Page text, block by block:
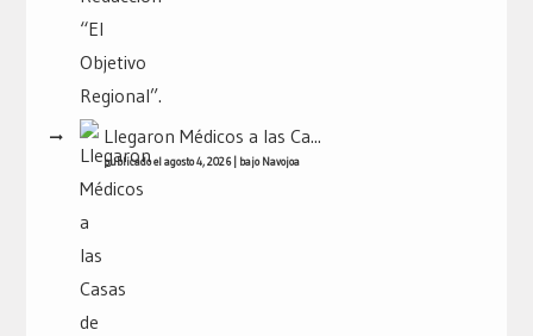
Llegaron Médicos a las Ca...
publicado el agosto 4, 2026| bajo Navojoa